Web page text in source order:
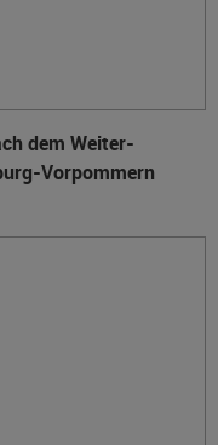
dem Weiter­
Vorpommern